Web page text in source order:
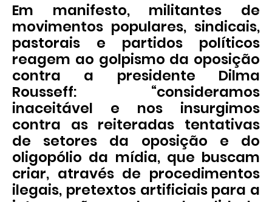
Em manifesto, militantes de
movimentos populares, sindicais,
pastorais e partidos políticos
reagem ao golpismo da oposição
contra a presidente Dilma
Rousseff: “consideramos
inaceitável e nos insurgimos
contra as reiteradas tentativas
de setores da oposição e do
oligopólio da mídia, que buscam
criar, através de procedimentos
ilegais, pretextos artificiais para a